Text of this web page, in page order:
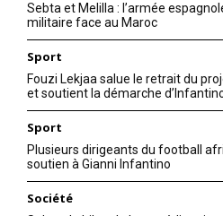
Sebta et Melilla : l’armée
militaire face au Maroc
Sport
Fouzi Lekjaa salue le retrait du
et soutient la démarche
Sport
Plusieurs dirigeants du football
soutien à Gianni Infantino
Société